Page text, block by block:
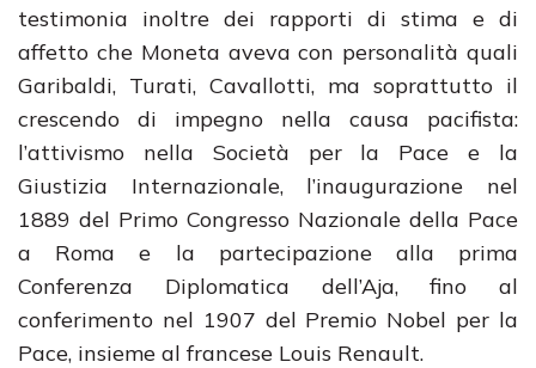
testimonia inoltre dei rapporti di stima e di
affetto che Moneta aveva con personalità quali
Garibaldi, Turati, Cavallotti, ma soprattutto il
crescendo di impegno nella causa pacifista:
l’attivismo nella Società per la Pace e la
Giustizia Internazionale, l’inaugurazione nel
1889 del Primo Congresso Nazionale della Pace
a Roma e la partecipazione alla prima
Conferenza Diplomatica dell’Aja, fino al
conferimento nel 1907 del Premio Nobel per la
Pace, insieme al francese Louis Renault.